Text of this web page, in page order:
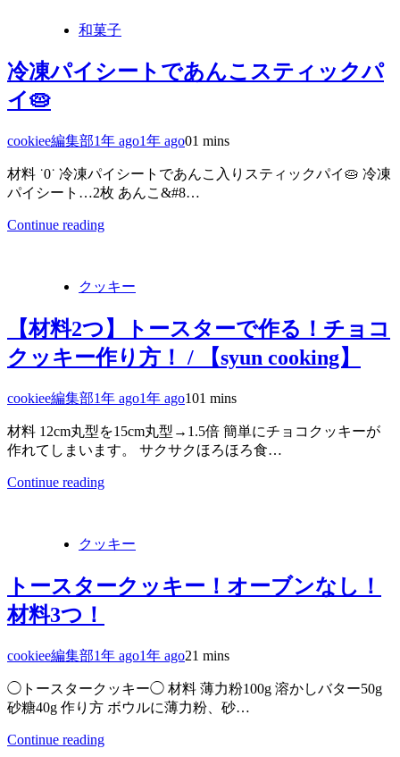
和菓子
冷凍パイシートであんこスティックパ
イ🥧
cookiee編集部1年 ago1年 ago01 mins
材料 ˙0˙ 冷凍パイシートであんこ入りスティックパイ🥧 冷凍
パイシート…2枚 あんこ&#8…
Continue reading
クッキー
【材料2つ】トースターで作る！チョコ
クッキー作り方！ / 【syun cooking】
cookiee編集部1年 ago1年 ago101 mins
材料 12cm丸型を15cm丸型→1.5倍 簡単にチョコクッキーが
作れてしまいます。 サクサクほろほろ食…
Continue reading
クッキー
トースタークッキー！オーブンなし！
材料3つ！
cookiee編集部1年 ago1年 ago21 mins
◯トースタークッキー◯ 材料 薄力粉100g 溶かしバター50g
砂糖40g 作り方 ボウルに薄力粉、砂…
Continue reading